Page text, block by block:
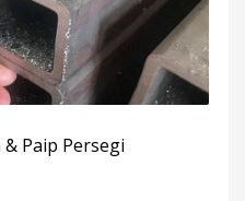
Paip Persegi